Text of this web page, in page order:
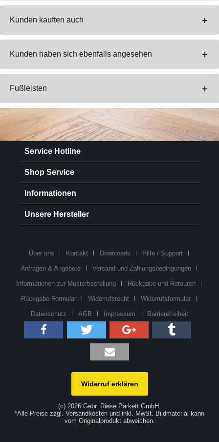
Kunden kauften auch
Kunden haben sich ebenfalls angesehen
Fußleisten
Service Hotline
Shop Service
Informationen
Unsere Hersteller
Über uns Kontakt Downloads Hilfe / Support
Anfragen & Angebote Versand und Zahlungsbedingungen
Informationen zur Musterbestellung Rückgabe und Retouren
Rückgabe-Formular Widerrufsrecht Widerrufsformular
Datenschutz AGB Impressum Barrierefreiheit
Widerruf erklären
(c) 2026 Gebr. Riese Parkett GmbH.
*Alle Preise zzgl. Versandkosten und inkl. MwSt. Bildmaterial kann
vom Originalprodukt abweichen.